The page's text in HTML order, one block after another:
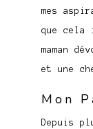
mes
que cela
maman
et une
Mon
Depuis